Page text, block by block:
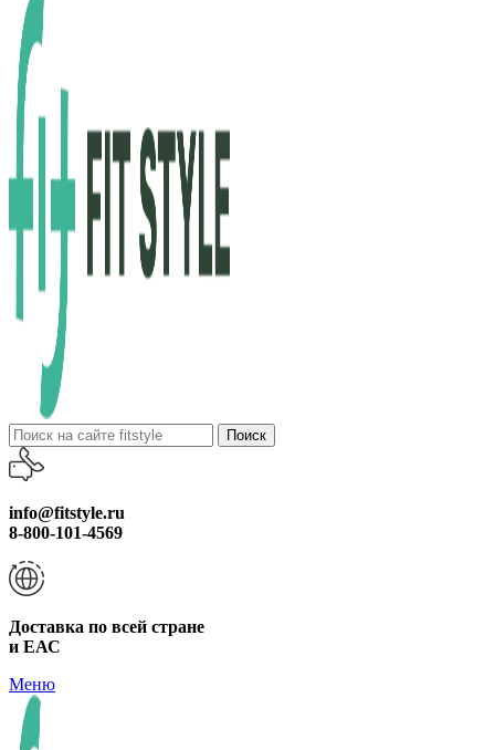
Поиск
info@fitstyle.ru
8-800-101-4569
Доставка по всей стране
и ЕАС
Меню